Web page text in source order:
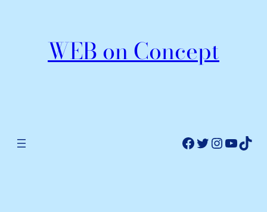
WEB on Concept
Facebook
Twitter